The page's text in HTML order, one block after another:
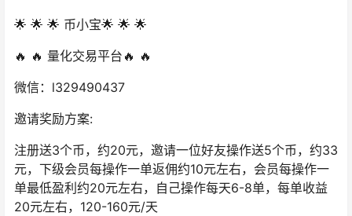
🌟 🌟 🌟 币小宝🌟 🌟 🌟
🔥 🔥 量化交易平台🔥 🔥
微信：l329490437
邀请奖励方案:
注册送3个币，约20元，邀请一位好友操作送5个币，约33
元，下级会员每操作一单返佣约10元左右，会员每操作一
单最低盈利约20元左右，自己操作每天6-8单，每单收益
20元左右，120-160元/天